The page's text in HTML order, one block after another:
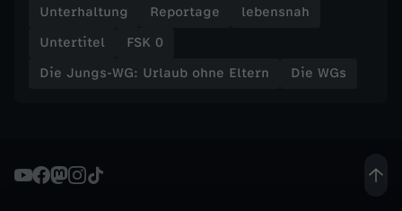
l
a
o
Unterhaltung Reportage
lebensnah
Untertitel
FSK 0
Die Jungs-WG: Urlaub ohne Eltern
Die WGs